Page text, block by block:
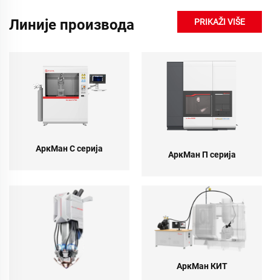
Линије производа PRIKAŽI VIŠE
АркМан С серија
АркМан П серија
АркМан КИТ